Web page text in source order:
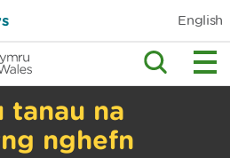
English
tanau na
nghefn